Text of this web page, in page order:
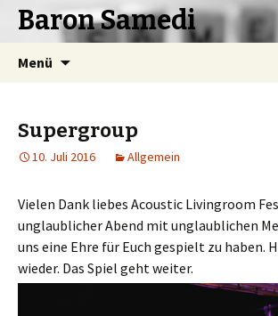
Baron Samedi
Menü
Supergroup
10. Juli 2016 Allgemein
Vielen Dank liebes Acoustic Livingroom
unglaublicher Abend mit unglaublichen
uns eine Ehre für Euch gespielt zu haben.
wieder. Das Spiel geht weiter.